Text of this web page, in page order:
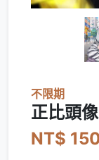
不限期
正比頭
NT$